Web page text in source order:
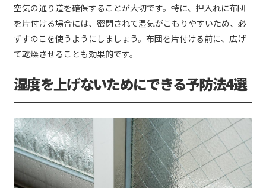
空気の通り道を確保することが大切です。特に、押入れに布団
を片付ける場合には、密閉されて湿気がこもりやすいため、必
ずすのこを使うようにしましょう。布団を片付ける前に、広げ
て乾燥させることも効果的です。
湿度を上げないためにできる予防法4選